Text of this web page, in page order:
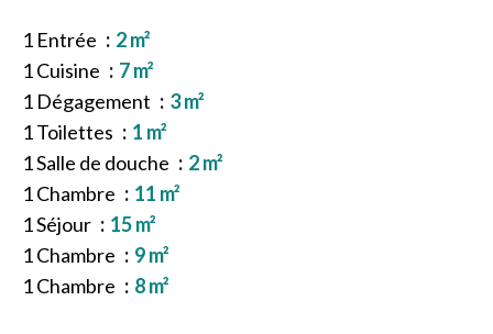
1 Entrée
2 m²
1 Cuisine
7 m²
1 Dégagement
3 m²
1 Toilettes
1 m²
1 Salle de douche
2 m²
1 Chambre
11 m²
1 Séjour
15 m²
1 Chambre
9 m²
1 Chambre
8 m²